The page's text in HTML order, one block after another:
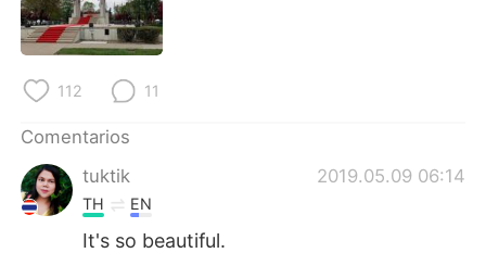
112 11
Comentarios
tuktik
2019.05.09 06:14
TH EN
It​'s so​ beautiful.